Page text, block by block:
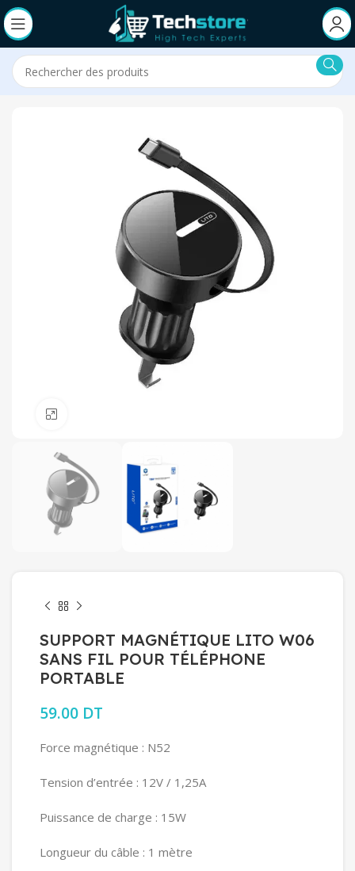
SUPPORT MAGNÉTIQUE LITO W06
SANS FIL POUR TÉLÉPHONE
PORTABLE
59.00 DT
Force magnétique : N52
Tension d’entrée : 12V / 1,25A
Puissance de charge : 15W
Longueur du câble : 1 mètre